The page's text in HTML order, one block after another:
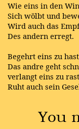
Wie eins in den
Sich wölbt und
Wird auch das
Des andern erregt.
Begehrt eins zu
Das andre geht
verlangt eins zu
Ruht auch sein
You